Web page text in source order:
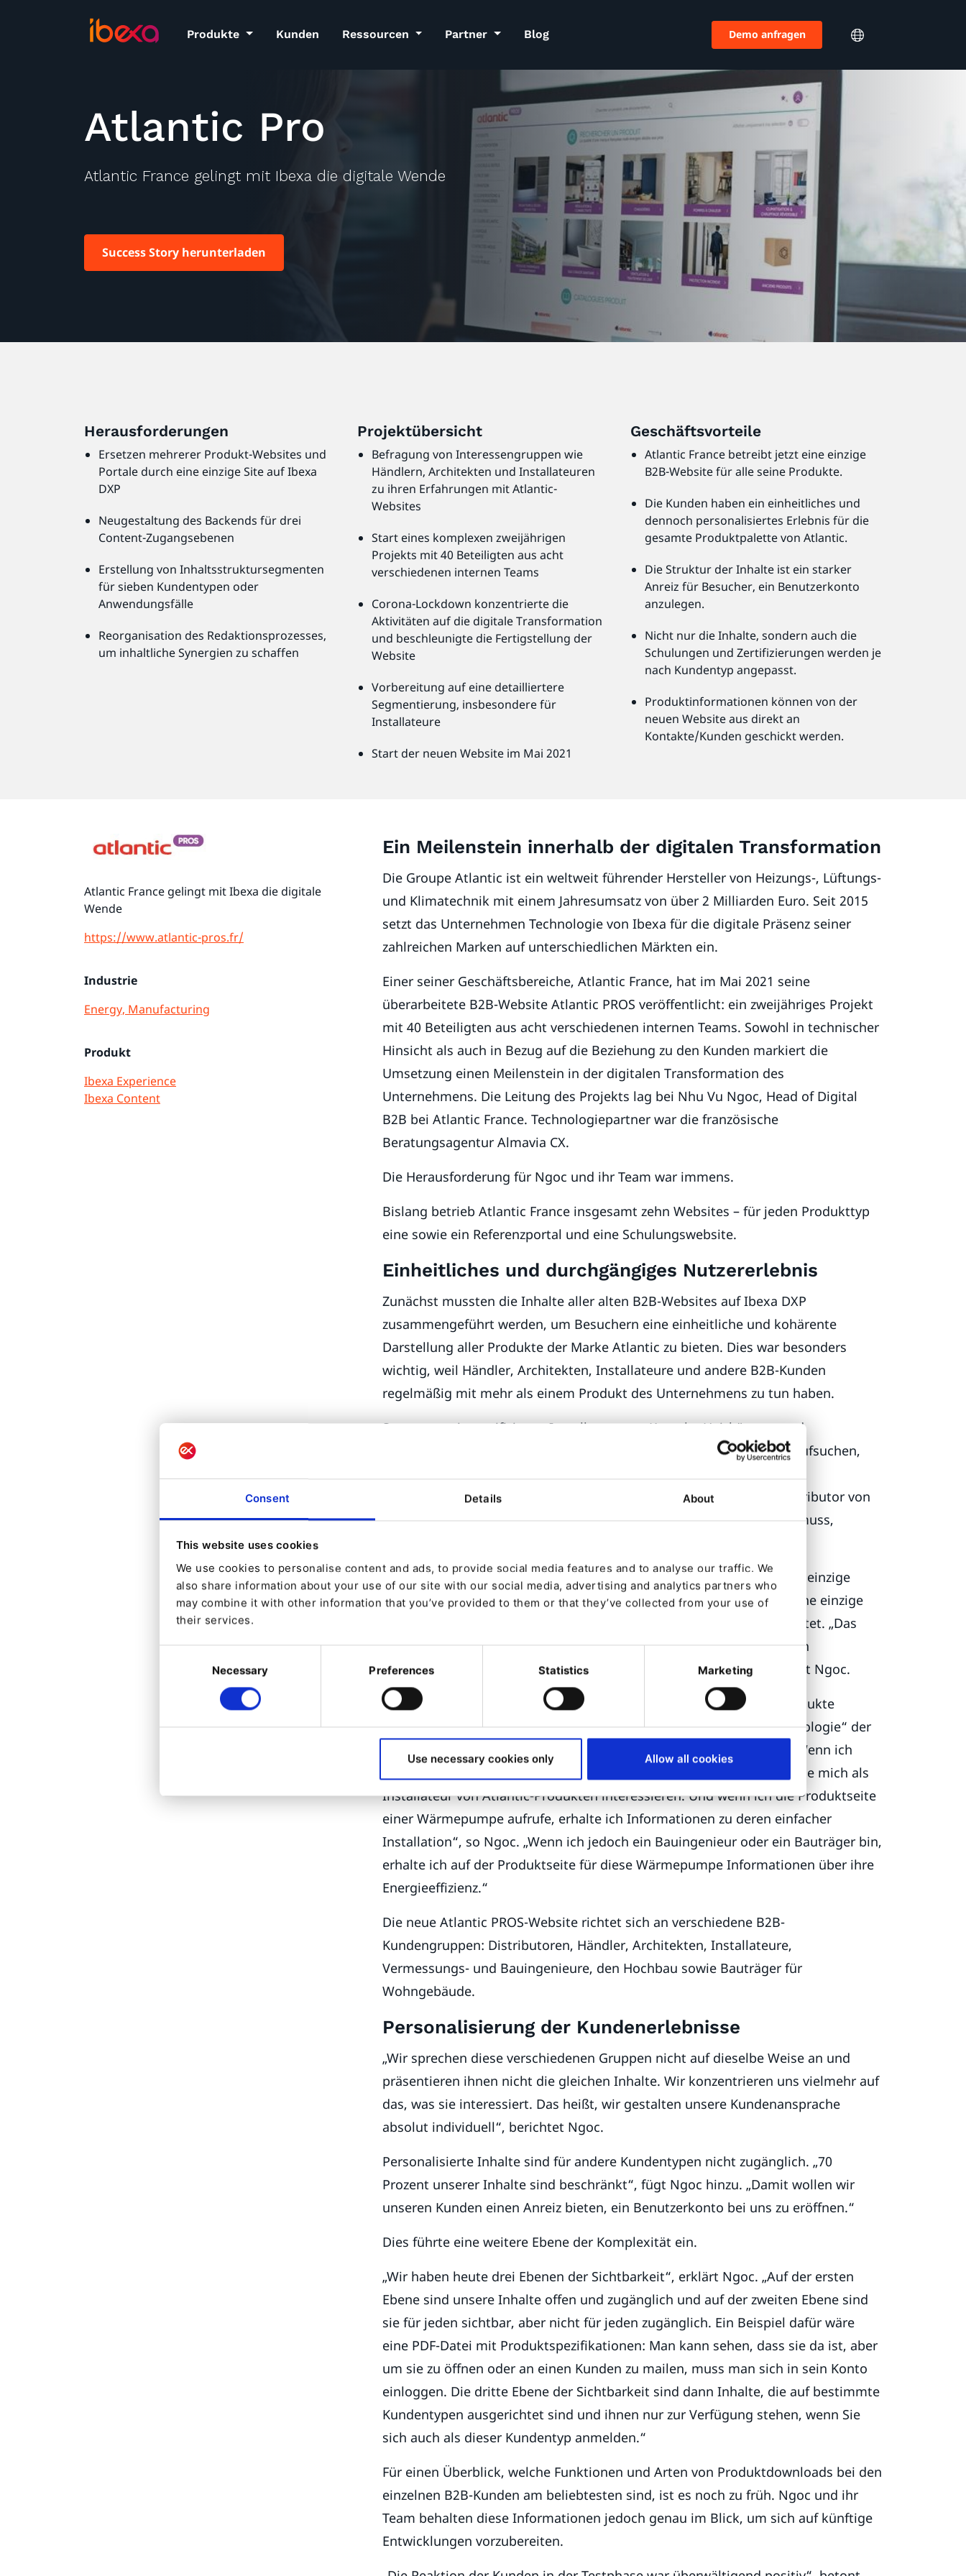
Consent Details About
This website uses cookies
We use cookies to personalise content and ads, to provide social media features and to analyse our traffic. We
also share information about your use of our site with our social media, advertising and analytics partners who
may combine it with other information that you’ve provided to them or that they’ve collected from your use of
their services.
Necessary Preferences Statistics Marketing
Use necessary cookies only Allow all cookies
Produkte Kunden Ressourcen Partner Blog Demo anfragen
Atlantic Pro
Atlantic France gelingt mit Ibexa die digitale Wende
Success Story herunterladen
Herausforderungen
Ersetzen mehrerer Produkt-Websites und
Portale durch eine einzige Site auf Ibexa
DXP
Neugestaltung des Backends für drei
Content-Zugangsebenen
Erstellung von Inhaltsstruktursegmenten
für sieben Kundentypen oder
Anwendungsfälle
Reorganisation des Redaktionsprozesses,
um inhaltliche Synergien zu schaffen
Projektübersicht
Befragung von Interessengruppen wie
Händlern, Architekten und Installateuren
zu ihren Erfahrungen mit Atlantic-
Websites
Start eines komplexen zweijährigen
Projekts mit 40 Beteiligten aus acht
verschiedenen internen Teams
Corona-Lockdown konzentrierte die
Aktivitäten auf die digitale Transformation
und beschleunigte die Fertigstellung der
Website
Vorbereitung auf eine detailliertere
Segmentierung, insbesondere für
Installateure
Start der neuen Website im Mai 2021
Geschäftsvorteile
Atlantic France betreibt jetzt eine einzige
B2B-Website für alle seine Produkte.
Die Kunden haben ein einheitliches und
dennoch personalisiertes Erlebnis für die
gesamte Produktpalette von Atlantic.
Die Struktur der Inhalte ist ein starker
Anreiz für Besucher, ein Benutzerkonto
anzulegen.
Nicht nur die Inhalte, sondern auch die
Schulungen und Zertifizierungen werden je
nach Kundentyp angepasst.
Produktinformationen können von der
neuen Website aus direkt an
Kontakte/Kunden geschickt werden.
Atlantic France gelingt mit Ibexa die digitale
Wende
https://www.atlantic-pros.fr/
Industrie
Energy, Manufacturing
Produkt
Ibexa Experience
Ibexa Content
Ein Meilenstein innerhalb der digitalen Transformation
Die Groupe Atlantic ist ein weltweit führender Hersteller von Heizungs-, Lüftungs-
und Klimatechnik mit einem Jahresumsatz von über 2 Milliarden Euro. Seit 2015
setzt das Unternehmen Technologie von Ibexa für die digitale Präsenz seiner
zahlreichen Marken auf unterschiedlichen Märkten ein.
Einer seiner Geschäftsbereiche, Atlantic France, hat im Mai 2021 seine
überarbeitete B2B-Website Atlantic PROS veröffentlicht: ein zweijähriges Projekt
mit 40 Beteiligten aus acht verschiedenen internen Teams. Sowohl in technischer
Hinsicht als auch in Bezug auf die Beziehung zu den Kunden markiert die
Umsetzung einen Meilenstein in der digitalen Transformation des
Unternehmens. Die Leitung des Projekts lag bei Nhu Vu Ngoc, Head of Digital
B2B bei Atlantic France. Technologiepartner war die französische
Beratungsagentur Almavia CX.
Die Herausforderung für Ngoc und ihr Team war immens.
Bislang betrieb Atlantic France insgesamt zehn Websites – für jeden Produkttyp
eine sowie ein Referenzportal und eine Schulungswebsite.
Einheitliches und durchgängiges Nutzererlebnis
Zunächst mussten die Inhalte aller alten B2B-Websites auf Ibexa DXP
zusammengeführt werden, um Besuchern eine einheitliche und kohärente
Darstellung aller Produkte der Marke Atlantic zu bieten. Dies war besonders
wichtig, weil Händler, Architekten, Installateure und andere B2B-Kunden
regelmäßig mit mehr als einem Produkt des Unternehmens zu tun haben.
So musste ein zertifizierter Installateur von Kesseln, Heizkörpern und
Fußbodenheizungen des Unternehmens bislang mehrere Websites aufsuchen,
Installationshandbücher herunterzuladen. Ein Großhändler oder Distributor von
Atlantic-Produkten, der die gesamte Produktpalette vorrätig haben muss,
Im Rahmen des Projekts wurden die getrennten Websites durch eine einzige
Website für alle Produkte ersetzt, die ein einziges Nutzerlogin und eine einzige
Benutzeroberfläche für alle digitalen Interaktionen mit der Marke bietet. „Das
war der eigentliche Grund für die Neugestaltung: Wir wollten unseren
professionellen Kunden mit einer Stimme gegenübertreten“, erläutert Ngoc.
Obwohl das Markenerlebnis und der Aufbau der Website für alle Produkte
einheitlich sind, werden die Inhalte jeweils für jede Gruppe oder „Typologie“ der
B2B-Kunden personalisiert. „Das beginnt schon bei der Navigation. Wenn ich
mich als Installateur einlogge, sehe ich alle Karussellschieberegler, die mich als
Installateur von Atlantic-Produkten interessieren. Und wenn ich die Produktseite
einer Wärmepumpe aufrufe, erhalte ich Informationen zu deren einfacher
Installation“, so Ngoc. „Wenn ich jedoch ein Bauingenieur oder ein Bauträger bin,
erhalte ich auf der Produktseite für diese Wärmepumpe Informationen über ihre
Energieeffizienz.“
Die neue Atlantic PROS-Website richtet sich an verschiedene B2B-
Kundengruppen: Distributoren, Händler, Architekten, Installateure,
Vermessungs- und Bauingenieure, den Hochbau sowie Bauträger für
Wohngebäude.
Personalisierung der Kundenerlebnisse
„Wir sprechen diese verschiedenen Gruppen nicht auf dieselbe Weise an und
präsentieren ihnen nicht die gleichen Inhalte. Wir konzentrieren uns vielmehr auf
das, was sie interessiert. Das heißt, wir gestalten unsere Kundenansprache
absolut individuell“, berichtet Ngoc.
Personalisierte Inhalte sind für andere Kundentypen nicht zugänglich. „70
Prozent unserer Inhalte sind beschränkt“, fügt Ngoc hinzu. „Damit wollen wir
unseren Kunden einen Anreiz bieten, ein Benutzerkonto bei uns zu eröffnen.“
Dies führte eine weitere Ebene der Komplexität ein.
„Wir haben heute drei Ebenen der Sichtbarkeit“, erklärt Ngoc. „Auf der ersten
Ebene sind unsere Inhalte offen und zugänglich und auf der zweiten Ebene sind
sie für jeden sichtbar, aber nicht für jeden zugänglich. Ein Beispiel dafür wäre
eine PDF-Datei mit Produktspezifikationen: Man kann sehen, dass sie da ist, aber
um sie zu öffnen oder an einen Kunden zu mailen, muss man sich in sein Konto
einloggen. Die dritte Ebene der Sichtbarkeit sind dann Inhalte, die auf bestimmte
Kundentypen ausgerichtet sind und ihnen nur zur Verfügung stehen, wenn Sie
sich auch als dieser Kundentyp anmelden.“
Für einen Überblick, welche Funktionen und Arten von Produktdownloads bei den
einzelnen B2B-Kunden am beliebtesten sind, ist es noch zu früh. Ngoc und ihr
Team behalten diese Informationen jedoch genau im Blick, um sich auf künftige
Entwicklungen vorzubereiten.